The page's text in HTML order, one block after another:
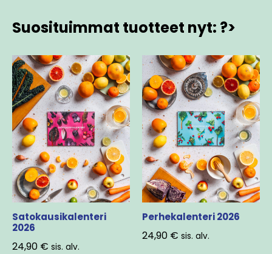
Suosituimmat tuotteet nyt: ?>
Satokausikalenteri
2026
24,90 € sis. alv.
Perhekalenteri 2026
24,90 € sis. alv.